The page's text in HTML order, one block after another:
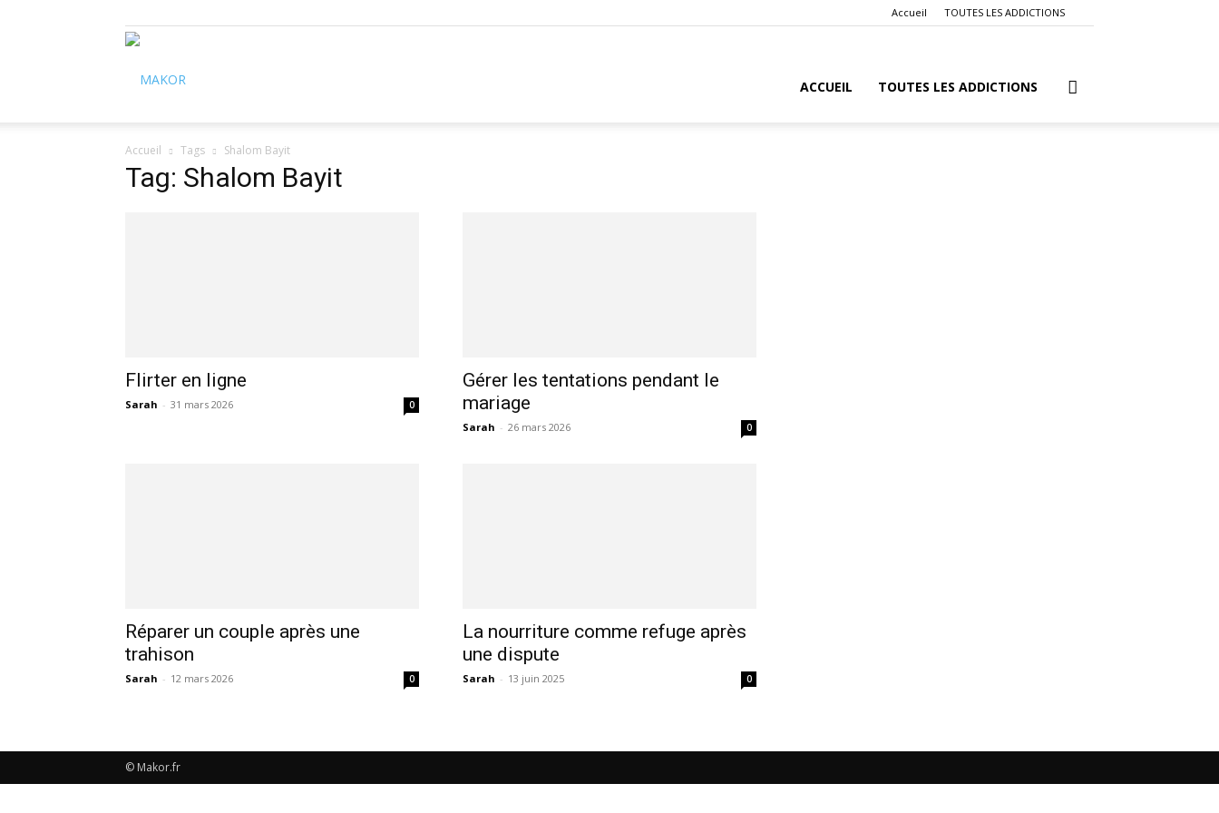
Accueil TOUTES LES ADDICTIONS
ACCUEIL TOUTES LES ADDICTIONS
Accueil Tags Shalom Bayit
Tag: Shalom Bayit
Flirter en ligne
Sarah - 31 mars 2026 0
Gérer les tentations pendant le
mariage
Sarah - 26 mars 2026 0
Réparer un couple après une
trahison
Sarah - 12 mars 2026 0
La nourriture comme refuge après
une dispute
Sarah - 13 juin 2025 0
© Makor.fr